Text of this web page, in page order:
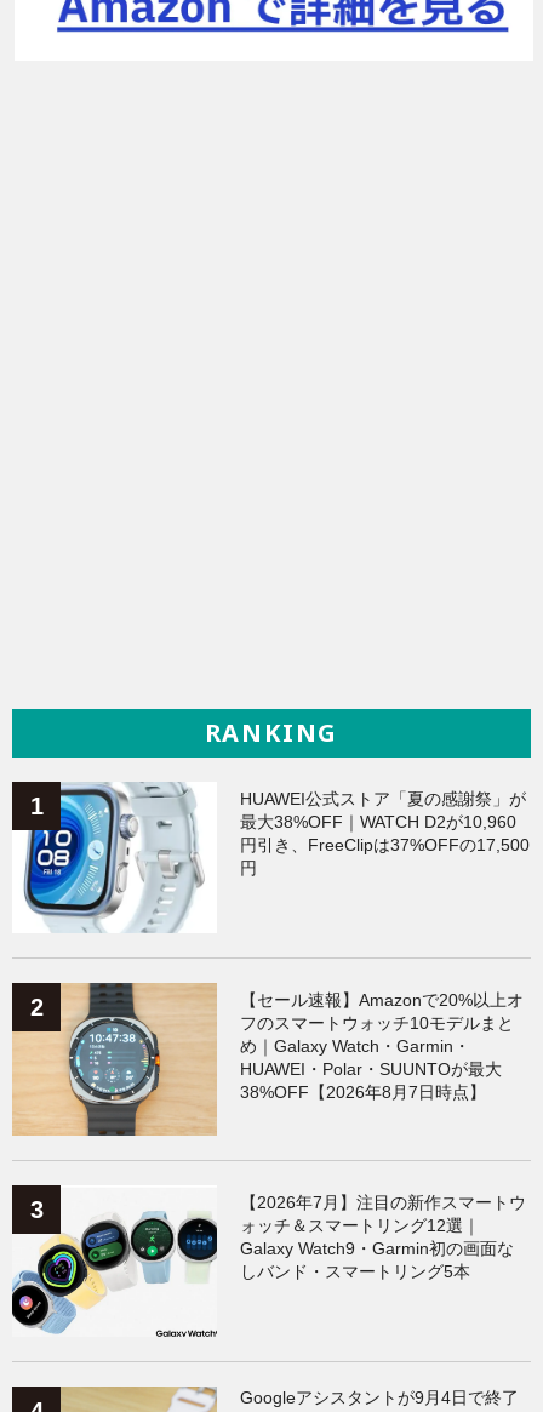
RANKING
HUAWEI公式ストア「夏の感謝祭」が
最大38%OFF｜WATCH D2が10,960
円引き、FreeClipは37%OFFの17,500
円
【セール速報】Amazonで20%以上オ
フのスマートウォッチ10モデルまと
め｜Galaxy Watch・Garmin・
HUAWEI・Polar・SUUNTOが最大
38%OFF【2026年8月7日時点】
【2026年7月】注目の新作スマートウ
ォッチ＆スマートリング12選｜
Galaxy Watch9・Garmin初の画面な
しバンド・スマートリング5本
Googleアシスタントが9月4日で終了